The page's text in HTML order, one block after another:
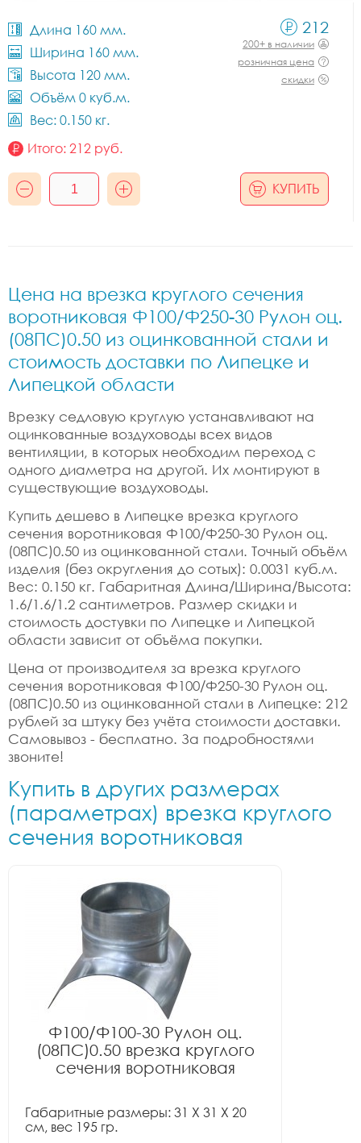
Длина 160 мм.
Ширина 160 мм.
Высота 120 мм.
Объём 0 куб.м.
Вес: 0.150 кг.
212
200+ в наличии
розничная цена
скидки
Итого: 212 руб.
КУПИТЬ
Цена на врезка круглого сечения
воротниковая Ф100/Ф250-30 Рулон оц.
(08ПС)0.50 из оцинкованной стали и
стоимость доставки по Липецке и
Липецкой области
Врезку седловую круглую устанавливают на
оцинкованные воздуховоды всех видов
вентиляции, в которых необходим переход с
одного диаметра на другой. Их монтируют в
существующие воздуховоды.
Купить дешево в Липецке врезка круглого
сечения воротниковая Ф100/Ф250-30 Рулон оц.
(08ПС)0.50 из оцинкованной стали. Точный объём
изделия (без округления до сотых): 0.0031 куб.м.
Вес: 0.150 кг. Габаритная Длина/Ширина/Высота:
1.6/1.6/1.2 сантиметров. Размер скидки и
стоимость достувки по Липецке и Липецкой
области зависит от объёма покупки.
Цена от производителя за врезка круглого
сечения воротниковая Ф100/Ф250-30 Рулон оц.
(08ПС)0.50 из оцинкованной стали в Липецке: 212
рублей за штуку без учёта стоимости доставки.
Самовывоз - бесплатно. За подробностями
звоните!
Купить в других размерах
(параметрах) врезка круглого
сечения воротниковая
Ф100/Ф100-30 Рулон оц.
(08ПС)0.50 врезка круглого
сечения воротниковая
Габаритные размеры: 31 X 31 X 20
см, вес 195 гр.